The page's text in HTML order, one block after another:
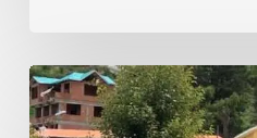
conciencia
filial
La
Juventud